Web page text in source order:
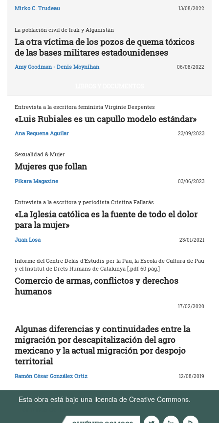
Mirko C. Trudeau 13/08/2022
La población civil de Irak y Afganistán
La otra víctima de los pozos de quema tóxicos
de las bases militares estadounidenses
Amy Goodman - Denis Moynihan 06/08/2022
Entrevista a la escritora feminista Virginie Despentes
«Luis Rubiales es un capullo modelo estándar»
Ana Requena Aguilar 23/09/2023
Sexualidad & Mujer
Mujeres que follan
Pikara Magazine 03/06/2023
Entrevista a la escritora y periodista Cristina Fallarás
«La Iglesia católica es la fuente de todo el dolor
para la mujer»
Juan Losa 23/01/2021
Informe del Centre Delàs d’Estudis per la Pau, la Escola de Cultura de Pau
y el Institut de Drets Humans de Catalunya [.pdf 60 pág.]
Comercio de armas, conflictos y derechos
humanos
17/02/2020
Algunas diferencias y continuidades entre la
migración por descapitalización del agro
mexicano y la actual migración por despojo
territorial
Ramón César González Ortiz 12/08/2019
Esta obra está bajo una licencia de Creative Commons.